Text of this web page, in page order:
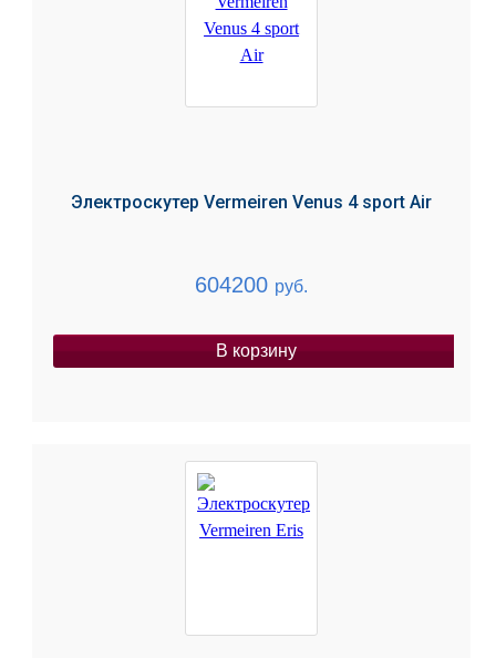
Электроскутер Vermeiren Venus 4 sport Air
604200 руб.
В корзину